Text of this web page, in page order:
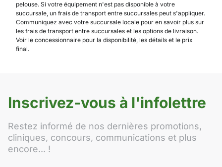
pelouse. Si votre équipement n'est pas disponible à votre
succursale, un frais de transport entre succursales peut s'appliquer.
Communiquez avec votre succursale locale pour en savoir plus sur
les frais de transport entre succursales et les options de livraison.
Voir le concessionnaire pour la disponibilité, les détails et le prix
final.
Inscrivez-vous à l'infolettre
Restez informé de nos dernières promotions,
cliniques, concours, communications et plus
encore... !